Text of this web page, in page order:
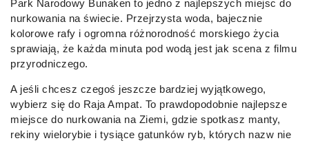
Park Narodowy Bunaken to jedno z najlepszych miejsc do
nurkowania na świecie. Przejrzysta woda, bajecznie
kolorowe rafy i ogromna różnorodność morskiego życia
sprawiają, że każda minuta pod wodą jest jak scena z filmu
przyrodniczego.
A jeśli chcesz czegoś jeszcze bardziej wyjątkowego,
wybierz się do Raja Ampat. To prawdopodobnie najlepsze
miejsce do nurkowania na Ziemi, gdzie spotkasz manty,
rekiny wielorybie i tysiące gatunków ryb, których nazw nie